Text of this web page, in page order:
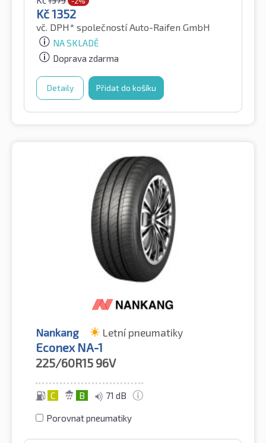
Kč1352
vč. DPH* společností Auto-Raifen GmbH
NA SKLADĚ
Doprava zdarma
Detaily Přidat do košíku
Nankang Letní pneumatiky
Econex NA-1
225/60R15 96V
C B 71 dB
Porovnat pneumatiky